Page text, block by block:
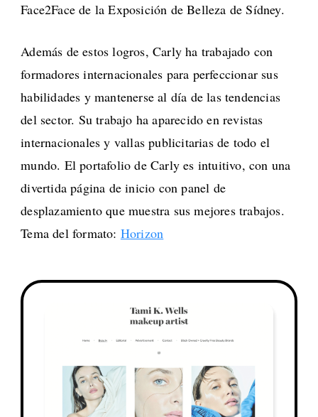
Face2Face de la Exposición de Belleza de Sídney.
Además de estos logros, Carly ha trabajado con
formadores internacionales para perfeccionar sus
habilidades y mantenerse al día de las tendencias
del sector. Su trabajo ha aparecido en revistas
internacionales y vallas publicitarias de todo el
mundo. El portafolio de Carly es intuitivo, con una
divertida página de inicio con panel de
desplazamiento que muestra sus mejores trabajos.
Tema del formato: Horizon